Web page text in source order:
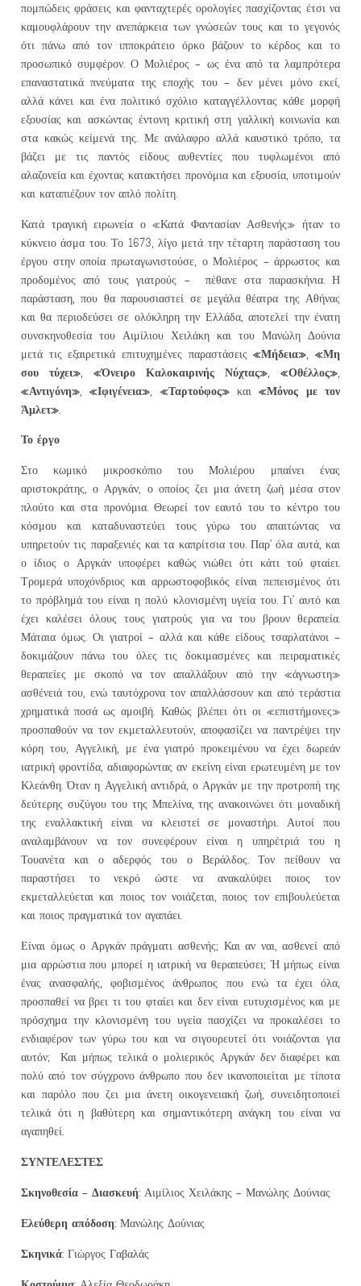
πομπώδεις φράσεις και φανταχτερές ορολογίες πασχίζοντας έτσι να
καμουφλάρουν την ανεπάρκεια των γνώσεών τους και το γεγονός
ότι πάνω από τον ιπποκράτειο όρκο βάζουν το κέρδος και το
προσωπικό συμφέρον. Ο Μολιέρος – ως ένα από τα λαμπρότερα
επαναστατικά πνεύματα της εποχής του – δεν μένει μόνο εκεί,
αλλά κάνει και ένα πολιτικό σχόλιο καταγγέλλοντας κάθε μορφή
εξουσίας και ασκώντας έντονη κριτική στη γαλλική κοινωνία και
στα κακώς κείμενά της. Με ανάλαφρο αλλά καυστικό τρόπο, τα
βάζει με τις παντός είδους αυθεντίες που τυφλωμένοι από
αλαζονεία και έχοντας κατακτήσει προνόμια και εξουσία, υποτιμούν
και καταπιέζουν τον απλό πολίτη.
Κατά τραγική ειρωνεία ο «Κατά Φαντασίαν Ασθενής» ήταν το
κύκνειο άσμα του. Το 1673, λίγο μετά την τέταρτη παράσταση του
έργου στην οποία πρωταγωνιστούσε, ο Μολιέρος – άρρωστος και
προδομένος από τους γιατρούς – πέθανε στα παρασκήνια. Η
παράσταση, που θα παρουσιαστεί σε μεγάλα θέατρα της Αθήνας
και θα περιοδεύσει σε ολόκληρη την Ελλάδα, αποτελεί την ένατη
συνσκηνοθεσία του Αιμίλιου Χειλάκη και του Μανώλη Δούνια
μετά τις εξαιρετικά επιτυχημένες παραστάσεις«Μήδεια» ,«Μη
σου τύχει»
«Όνειρο Καλοκαιρινής Νύχτας» «Οθέλλος»
«Αντιγόνη» ,«Ιφιγένεια» «Ταρτούφος»και«Μόνος με τον
Άμλετ».
Το έργο
Στο κωμικό μικροσκόπιο του Μολιέρου μπαίνει ένας
αριστοκράτης, ο Αργκάν, ο οποίος ζει μια άνετη ζωή μέσα στον
πλούτο και στα προνόμια. Θεωρεί τον εαυτό του το κέντρο του
κόσμου και καταδυναστεύει τους γύρω του απαιτώντας να
υπηρετούν τις παραξενιές και τα καπρίτσια του. Παρ’ όλα αυτά, και
ο ίδιος ο Αργκάν υποφέρει καθώς νιώθει ότι κάτι τού φταίει.
Τρομερά υποχόνδριος και αρρωστοφοβικός είναι πεπεισμένος ότι
το πρόβλημά του είναι η πολύ κλονισμένη υγεία του. Γι’ αυτό και
έχει καλέσει όλους τους γιατρούς για να του βρουν θεραπεία.
Μάταια όμως. Οι γιατροί – αλλά και κάθε είδους τσαρλατάνοι –
δοκιμάζουν πάνω του όλες τις δοκιμασμένες και πειραματικές
θεραπείες με σκοπό να τον απαλλάξουν από την «άγνωστη»
ασθένειά του, ενώ ταυτόχρονα τον απαλλάσσουν και από τεράστια
χρηματικά ποσά ως αμοιβή. Καθώς βλέπει ότι οι «επιστήμονες»
προσπαθούν να τον εκμεταλλευτούν, αποφασίζει να παντρέψει την
κόρη του, Αγγελική, με ένα γιατρό προκειμένου να έχει δωρεάν
ιατρική φροντίδα, αδιαφορώντας αν εκείνη είναι ερωτευμένη με τον
Κλεάνθη. Όταν η Αγγελική αντιδρά, ο Αργκάν με την προτροπή της
δεύτερης συζύγου του της Μπελίνα, της ανακοινώνει ότι μοναδική
της εναλλακτική είναι να κλειστεί σε μοναστήρι. Αυτοί που
αναλαμβάνουν να τον συνεφέρουν είναι η υπηρέτριά του η
Τουανέτα και ο αδερφός του ο Βεράλδος. Τον πείθουν να
παραστήσει το νεκρό ώστε να ανακαλύψει ποιος τον
εκμεταλλεύεται και ποιος τον νοιάζεται, ποιος τον επιβουλεύεται
και ποιος πραγματικά τον αγαπάει.
Είναι όμως ο Αργκάν πράγματι ασθενής; Και αν ναι, ασθενεί από
μια αρρώστια που μπορεί η ιατρική να θεραπεύσει; Ή μήπως είναι
ένας ανασφαλής, φοβισμένος άνθρωπος που ενώ τα έχει όλα,
προσπαθεί να βρει τι του φταίει και δεν είναι ευτυχισμένος και με
πρόσχημα την κλονισμένη του υγεία πασχίζει να προκαλέσει το
ενδιαφέρον των γύρω του και να σιγουρευτεί ότι νοιάζονται για
αυτόν; Και μήπως τελικά ο μολιερικός Αργκάν δεν διαφέρει και
πολύ από τον σύγχρονο άνθρωπο που δεν ικανοποιείται με τίποτα
και παρόλο που ζει μια άνετη οικογενειακή ζωή, συνειδητοποιεί
τελικά ότι η βαθύτερη και σημαντικότερη ανάγκη του είναι να
αγαπηθεί.
ΣΥΝΤΕΛΕΣΤΕΣ
Σκηνοθεσία – Διασκευή: Αιμίλιος Χειλάκης – Μανώλης Δούνιας
Ελεύθερη απόδοση: Μανώλης Δούνιας
Σκηνικά: Γιώργος Γαβαλάς